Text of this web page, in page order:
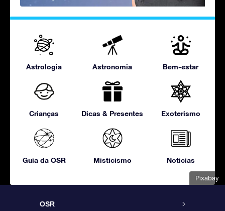
Pixabay
Astrologia Astronomia Bem-estar
Crianças Dicas & Presentes Exoterismo
Guia da OSR Misticismo Notícias
OSR